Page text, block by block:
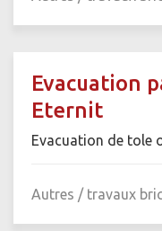
Evacuation
Eternit
Evacuation de tole
Autres / travaux